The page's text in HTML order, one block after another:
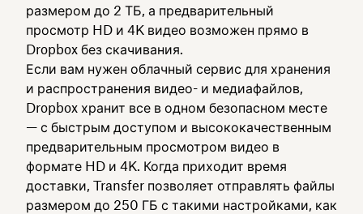
размером до 2 ТБ, а предварительный
просмотр HD и 4K видео возможен прямо в
Dropbox без скачивания.
Если вам нужен облачный сервис для хранения
и распространения видео- и медиафайлов,
Dropbox хранит все в одном безопасном месте
— с быстрым доступом и высококачественным
предварительным просмотром видео в
формате HD и 4K. Когда приходит время
доставки, Transfer позволяет отправлять файлы
размером до 250 ГБ с такими настройками, как